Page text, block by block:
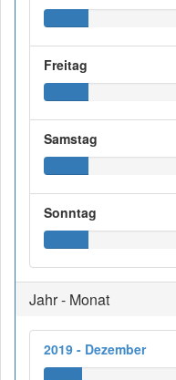
Freitag
Samstag
Sonntag
Jahr - Monat
2019 - Dezember